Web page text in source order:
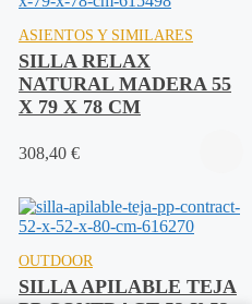
ASIENTOS Y SIMILARES
SILLA RELAX
NATURAL MADERA 55
X 79 X 78 CM
308,40 €
OUTDOOR
SILLA APILABLE TEJA